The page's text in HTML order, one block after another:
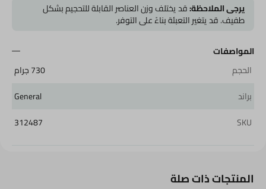
يرجى الملاحظة:قد يختلف وزن العناصر القابلة للتحجيم بشكل
طفيف. قد يتغير التعبئة بناءً على التوفر.
المواصفات
الحجم
730 جرام
براند
General
SKU
312487
المنتجات ذات صلة